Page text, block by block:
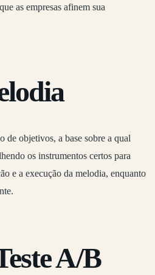
as empresas afinem sua
de objetivos, a base sobre a qual
os instrumentos certos para
e a execução da melodia, enquanto
A/B